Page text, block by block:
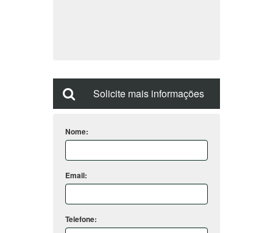
Solicite mais informações
Nome:
Email:
Telefone: